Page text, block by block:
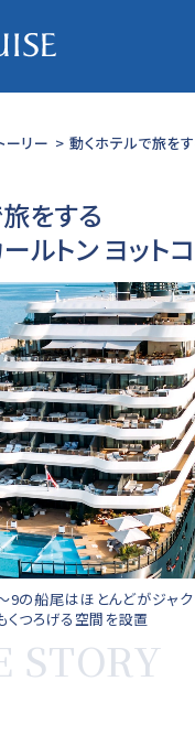
ーリー > 動くホテルで旅をす
をする
ールトン ヨット
STORY
の船尾はほとんどがジャク
くつろげる空間を設置